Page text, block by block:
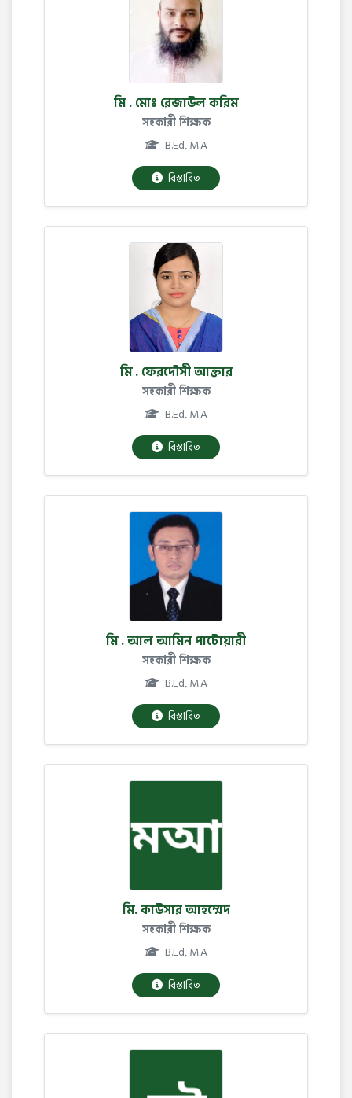
মি . মোঃ রেজাউল করিম
সহকারী শিক্ষক
B.Ed, M.A
বিস্তারিত
মি . ফেরদৌসী আক্তার
সহকারী শিক্ষক
B.Ed, M.A
বিস্তারিত
মি . আল আমিন পাটোয়ারী
সহকারী শিক্ষক
B.Ed, M.A
বিস্তারিত
মি. কাউসার আহম্মেদ
সহকারী শিক্ষক
B.Ed, M.A
বিস্তারিত